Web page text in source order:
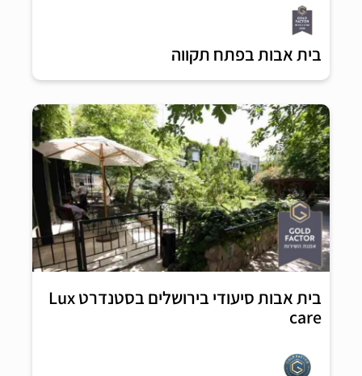
בית אבות בפתח תקווה
בית אבות סיעודי בירושלים בסטנדרט Lux
care